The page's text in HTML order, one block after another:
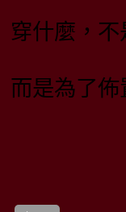
穿什麼，
而是為了